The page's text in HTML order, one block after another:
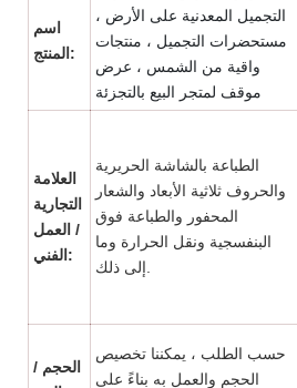
اسم
المنتج:
التجميل المعدنية على الأرض ،
مستحضرات التجميل ، منتجات
واقية من الشمس ، عرض
موقف لمتجر البيع بالتجزئة
العلامة
التجارية
/ العمل
الفني:
الطباعة بالشاشة الحريرية
والحروف ثلاثية الأبعاد والشعار
المحفور والطباعة فوق
البنفسجية ونقل الحرارة وما
الحجم /
حسب الطلب ، يمكننا تخصيص
الحجم والعمل به بناءً على